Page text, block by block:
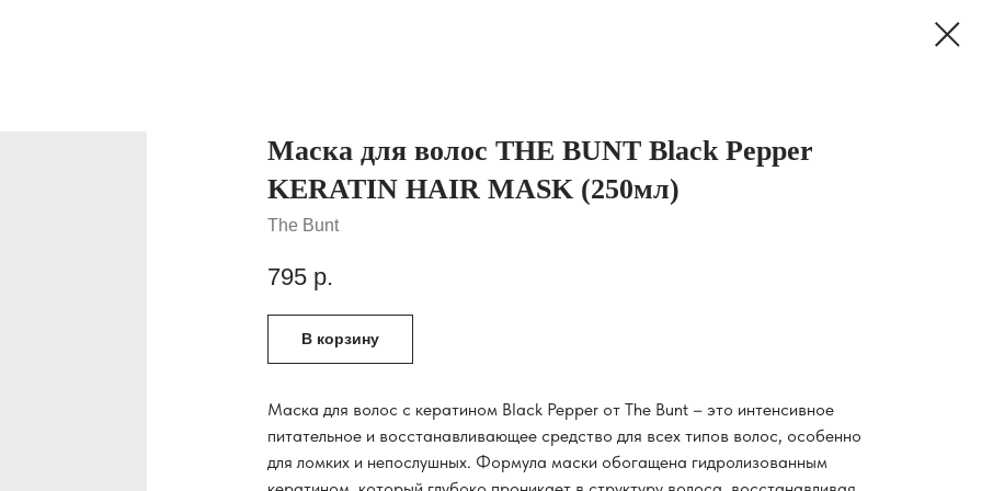
Маска для волос THE BUNT Black Pepper
KERATIN HAIR MASK (250мл)
The Bunt
795 р.
В корзину
Маска для волос с кератином Black Pepper от The Bunt – это интенсивное
питательное и восстанавливающее средство для всех типов волос, особенно
для ломких и непослушных. Формула маски обогащена гидролизованным